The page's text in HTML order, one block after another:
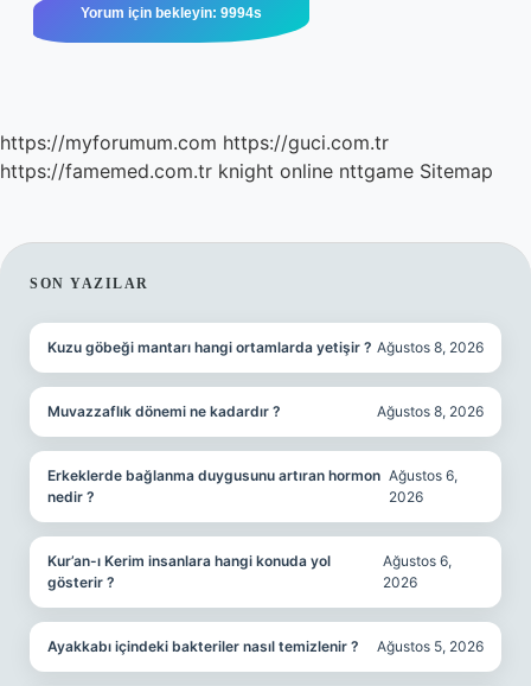
https://myforumum.com https://guci.com.tr
https://famemed.com.tr knight online nttgame Sitemap
SIDEBAR
SON YAZILAR
Kuzu göbeği mantarı hangi ortamlarda yetişir ? Ağustos 8, 2026
Muvazzaflık dönemi ne kadardır ? Ağustos 8, 2026
Erkeklerde bağlanma duygusunu artıran hormon
nedir ?
Ağustos 6,
2026
Kur’an-ı Kerim insanlara hangi konuda yol
gösterir ?
Ağustos 6,
2026
Ayakkabı içindeki bakteriler nasıl temizlenir ? Ağustos 5, 2026